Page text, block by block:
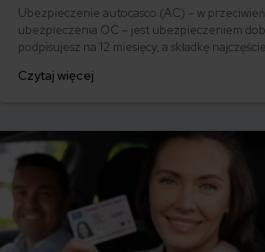
Ubezpieczenie autocasco (AC) – w
ubezpieczenia OC – jest ubezpieczeniem
podpisujesz na 12 miesięcy, a składkę
ofertę lub zdecydowałeś się sprzedać
Czytaj więcej